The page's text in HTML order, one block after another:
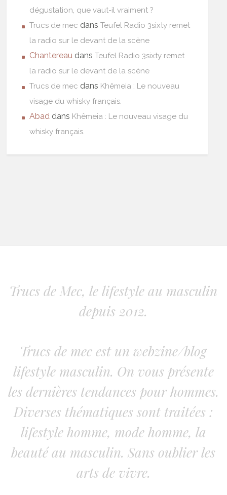
dégustation, que vaut-il vraiment ?
Trucs de mec dansTeufel Radio 3sixty remet
la radio sur le devant de la scène
Chantereau dansTeufel Radio 3sixty remet
la radio sur le devant de la scène
Trucs de mec dans Khêmeia : Le nouveau
visage du whisky français.
Abad dans Khêmeia : Le nouveau visage du
whisky français.
Trucs de Mec, le lifestyle au masculin
depuis 2012.
Trucs de mec est un webzine/blog
lifestyle masculin. On vous présente
les dernières tendances pour hommes.
Diverses thématiques sont traitées :
lifestyle homme, mode homme, la
beauté au masculin. Sans oublier les
arts de vivre.